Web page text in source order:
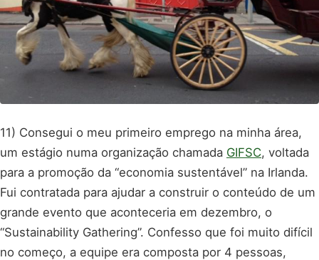
11) Consegui o meu primeiro emprego na minha área,
um estágio numa organização chamada GIFSC, voltada
para a promoção da “economia sustentável” na Irlanda.
Fui contratada para ajudar a construir o conteúdo de um
grande evento que aconteceria em dezembro, o
“Sustainability Gathering”. Confesso que foi muito difícil
no começo, a equipe era composta por 4 pessoas,